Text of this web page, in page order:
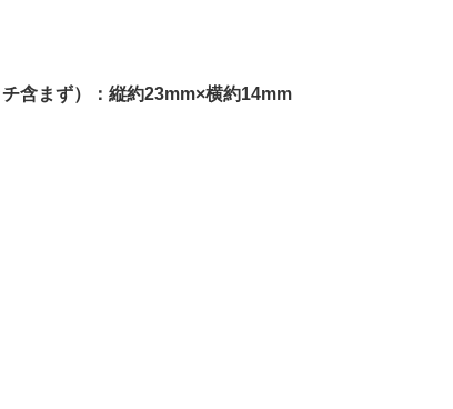
含まず）：縦約23mm×横約14mm